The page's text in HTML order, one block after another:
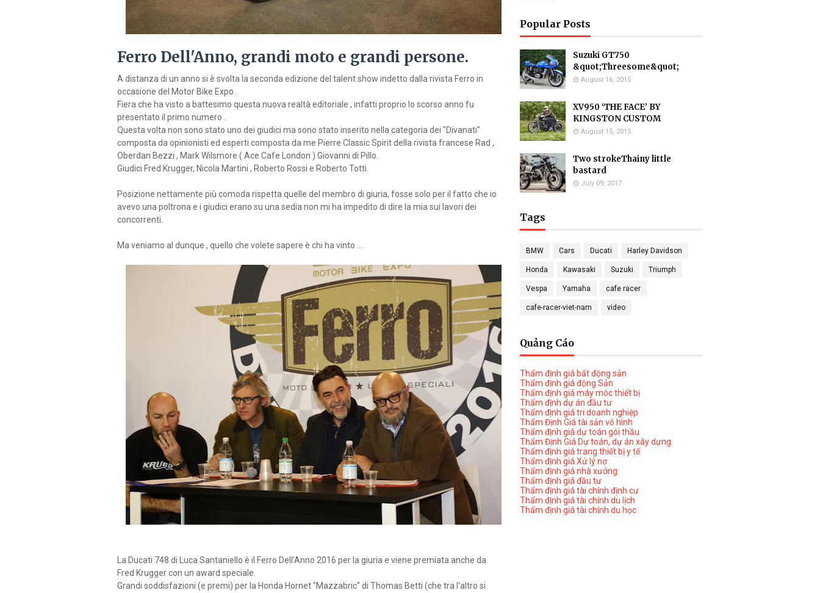
Ferro Dell'Anno, grandi moto e grandi persone.
A distanza di un anno si è svolta la seconda edizione del talent show indetto dalla rivista Ferro in
occasione del Motor Bike Expo .
Fiera che ha visto a battesimo questa nuova realtà editoriale , infatti proprio lo scorso anno fu
presentato il primo numero .
Questa volta non sono stato uno dei giudici ma sono stato inserito nella categoria dei "Divanati"
composta da opinionisti ed esperti composta da me Pierre Classic Spirit della rivista francese Rad ,
Oberdan Bezzi , Mark Wilsmore ( Ace Cafe London ) Giovanni di Pillo.
Giudici Fred Krugger, Nicola Martini , Roberto Rossi e Roberto Totti.
Posizione nettamente più comoda rispetta quelle del membro di giuria, fosse solo per il fatto che io
avevo una poltrona e i giudici erano su una sedia non mi ha impedito di dire la mia sui lavori dei
concorrenti.
Ma veniamo al dunque , quello che volete sapere è chi ha vinto ...
La Ducati 748 di Luca Santaniello è il Ferro Dell'Anno 2016 per la giuria e viene premiata anche da
Fred Krugger con un award speciale.
Grandi soddisfazioni (e premi) per la Honda Hornet "Mazzabric" di Thomas Betti (che tra l'altro si
Popular Posts
Suzuki GT750
&quot;Threesome&quot;
August 16, 2015
XV950 ‘THE FACE’ BY
KINGSTON CUSTOM
August 15, 2015
Two strokeThainy little
bastard
July 09, 2017
Tags
BMW Cars Ducati Harley Davidson
Honda Kawasaki Suzuki Triumph
Vespa Yamaha cafe racer
cafe-racer-viet-nam video
Quảng Cáo
Thẩm định giá bất động sản
Thẩm định giá động Sản
Thẩm định giá máy móc thiết bị
Thẩm định dự án đầu tư
Thẩm định giá tri doanh nghiệp
Thẩm Định Giá tài sản vô hình
Thẩm định giá dự toán gói thầu
Thẩm Định Giá Dự toán, dự án xây dựng
Thẩm định giá trang thiết bị y tế
Thẩm định giá Xử lý nợ
Thẩm định giá nhà xưởng
Thẩm định giá đầu tư
Thẩm định giá tài chính định cư
Thẩm định giá tài chính du lịch
Thẩm định giá tài chính du học